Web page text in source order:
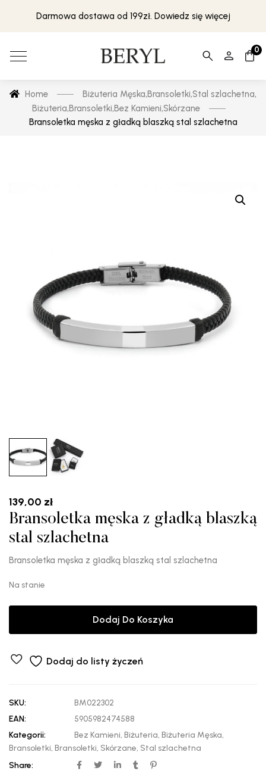
Darmowa dostawa od 199zł. Dowiedz się więcej
0
Home Biżuteria Męska,Bransoletki,Stal szlachetna,
Biżuteria,Bransoletki,Bez Kamieni,Skórzane
Bransoletka męska z gładką blaszką stal szlachetna
139,00 zł
Bransoletka męska z gładką blaszką
stal szlachetna
Bransoletka męska z gładką blaszką stal szlachetna
Na stanie
Dodaj Do Koszyka
Dodaj do listy życzeń
SKU:
BM022302
EAN:
5905982474588
Kategorii:
Bez Kamieni, Biżuteria, Biżuteria Męska,
Bransoletki, Bransoletki, Skórzane, Stal szlachetna
Share: